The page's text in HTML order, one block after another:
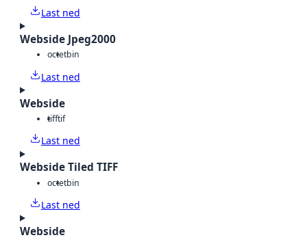
Last ned
Webside Jpeg2000
octetbin
Last ned
Webside
tifftif
Last ned
Webside Tiled TIFF
octetbin
Last ned
Webside